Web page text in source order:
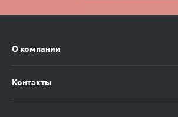
О компании
Контакты